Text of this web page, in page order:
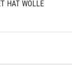
HAT WOLLE